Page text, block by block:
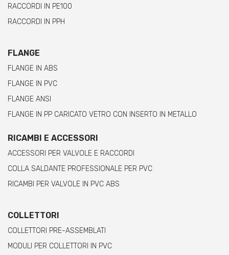
RACCORDI IN PE100
RACCORDI IN PPH
FLANGE
FLANGE IN ABS
FLANGE IN PVC
FLANGE ANSI
FLANGE IN PP CARICATO VETRO CON INSERTO IN METALLO
RICAMBI E ACCESSORI
ACCESSORI PER VALVOLE E RACCORDI
COLLA SALDANTE PROFESSIONALE PER PVC
RICAMBI PER VALVOLE IN PVC ABS
COLLETTORI
COLLETTORI PRE-ASSEMBLATI
MODULI PER COLLETTORI IN PVC